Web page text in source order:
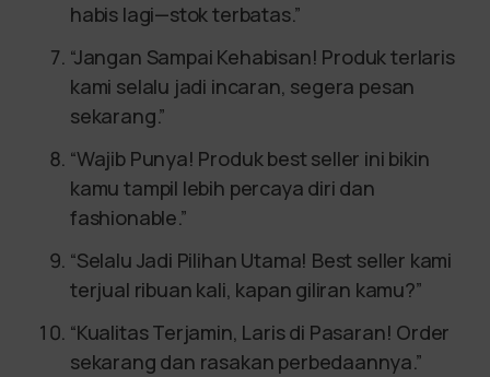
habis lagi—stok terbatas.”
“Jangan Sampai Kehabisan! Produk terlaris
kami selalu jadi incaran, segera pesan
sekarang.”
“Wajib Punya! Produk best seller ini bikin
kamu tampil lebih percaya diri dan
fashionable.”
“Selalu Jadi Pilihan Utama! Best seller kami
terjual ribuan kali, kapan giliran kamu?”
“Kualitas Terjamin, Laris di Pasaran! Order
sekarang dan rasakan perbedaannya.”